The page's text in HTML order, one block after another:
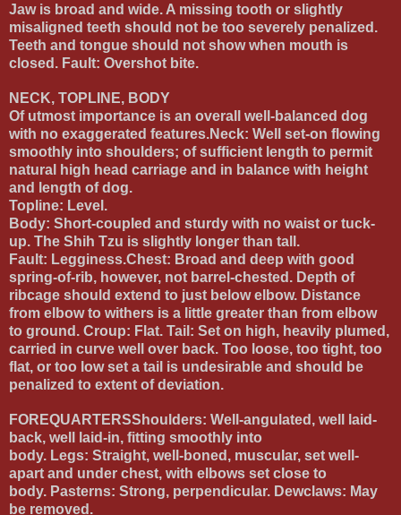
Jaw is broad and wide. A missing tooth or slightly
misaligned teeth should not be too severely penalized.
Teeth and tongue should not show when mouth is
closed. Fault: Overshot bite.
NECK, TOPLINE, BODY
Of utmost importance is an overall well-balanced dog
with no exaggerated features.Neck: Well set-on flowing
smoothly into shoulders; of sufficient length to permit
natural high head carriage and in balance with height
and length of dog.
Topline: Level.
Body: Short-coupled and sturdy with no waist or tuck-
up. The Shih Tzu is slightly longer than tall.
Fault: Legginess.Chest: Broad and deep with good
spring-of-rib, however, not barrel-chested. Depth of
ribcage should extend to just below elbow. Distance
from elbow to withers is a little greater than from elbow
to ground. Croup: Flat. Tail: Set on high, heavily plumed,
carried in curve well over back. Too loose, too tight, too
flat, or too low set a tail is undesirable and should be
penalized to extent of deviation.
FOREQUARTERSShoulders: Well-angulated, well laid-
back, well laid-in, fitting smoothly into
body. Legs: Straight, well-boned, muscular, set well-
apart and under chest, with elbows set close to
body. Pasterns: Strong, perpendicular. Dewclaws: May
be removed.